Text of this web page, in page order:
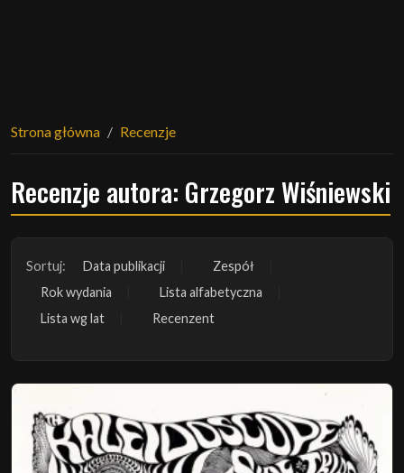
Strona główna Recenzje
Recenzje autora: Grzegorz Wiśniewski
Sortuj: Data publikacji
Zespół
Rok wydania
Lista alfabetyczna
Lista wg lat
Recenzent